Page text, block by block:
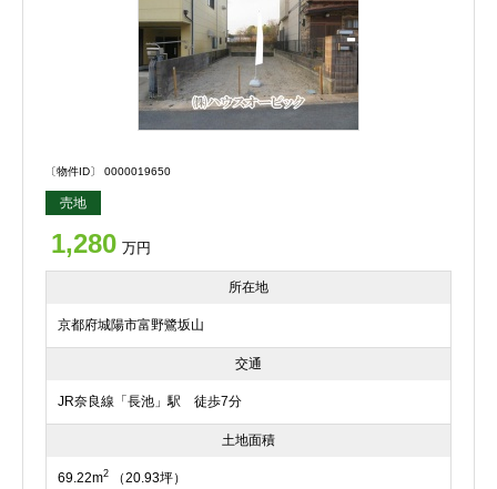
〔物件ID〕 0000019650
売地
1,280 万円
所在地
京都府城陽市富野鷺坂山
交通
JR奈良線「長池」駅 徒歩7分
土地面積
69.22m2 （20.93坪）